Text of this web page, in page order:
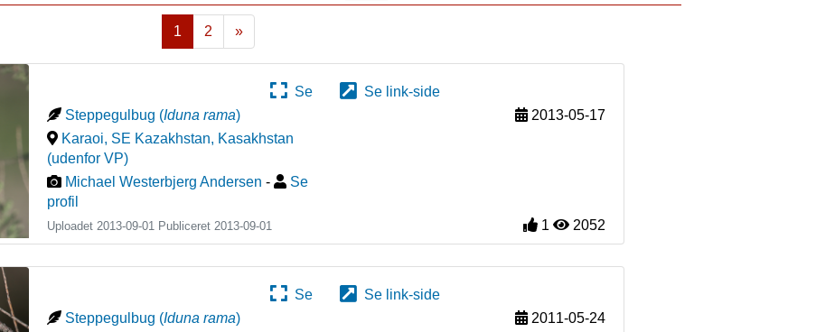
1 2
»
Næste
Se
Se link-side
Steppegulbug (Iduna rama)
2013-05-17
Karaoi, SE Kazakhstan, Kasakhstan
(udenfor VP)
Michael Westerbjerg Andersen -
Se
profil
Uploadet 2013-09-01 Publiceret2013-09-01 1 2052
Se
Se link-side
Steppegulbug (Iduna rama)
2011-05-24